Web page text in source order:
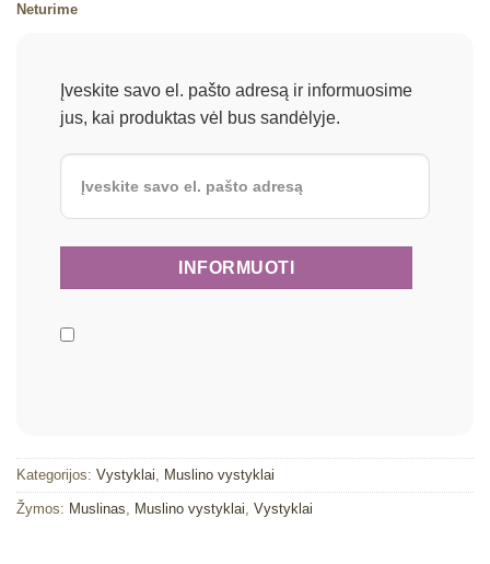
Neturime
Įveskite savo el. pašto adresą ir informuosime
jus, kai produktas vėl bus sandėlyje.
Kategorijos: Vystyklai, Muslino vystyklai
Žymos: Muslinas, Muslino vystyklai, Vystyklai